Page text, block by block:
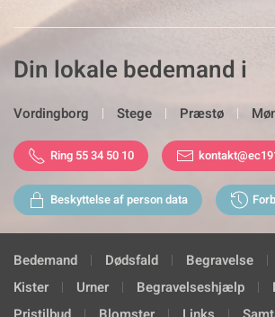
Din lokale bedemand i
Vordingborg Stege Præstø
Ring 55 34 50 10
Beskyttelse af person data
Bedemand Dødsfald Begravelse
Kister
Urner Begravelseshjælp